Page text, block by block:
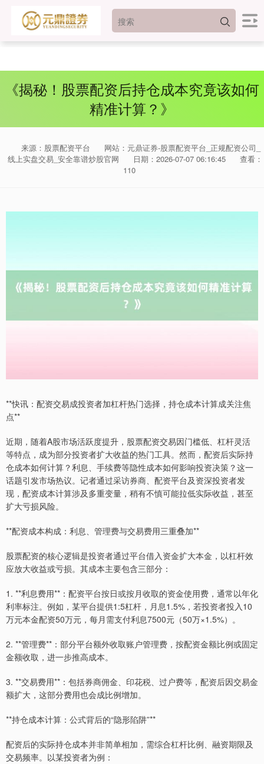
《揭秘！股票配资后持仓成本究竟该如何
精准计算？》
来源：股票配资平台
网站：元鼎证券-股票配资平台_正规配资公司_
线上实盘交易_安全靠谱炒股官网
日期：2026-07-07 06:16:45
查看：
110
**快讯：配资交易成投资者加杠杆热门选择，持仓成本计算成关注焦
点**
近期，随着A股市场活跃度提升，股票配资交易因门槛低、杠杆灵活
等特点，成为部分投资者扩大收益的热门工具。然而，配资后实际持
仓成本如何计算？利息、手续费等隐性成本如何影响投资决策？这一
话题引发市场热议。记者通过采访券商、配资平台及资深投资者发
现，配资成本计算涉及多重变量，稍有不慎可能拉低实际收益，甚至
扩大亏损风险。
**配资成本构成：利息、管理费与交易费用三重叠加**
股票配资的核心逻辑是投资者通过平台借入资金扩大本金，以杠杆效
应放大收益或亏损。其成本主要包含三部分：
1. **利息费用**：配资平台按日或按月收取的资金使用费，通常以年化
利率标注。例如，某平台提供1:5杠杆，月息1.5%，若投资者投入10
万元本金配资50万元，每月需支付利息7500元（50万×1.5%）。
2. **管理费**：部分平台额外收取账户管理费，按配资金额比例或固定
金额收取，进一步推高成本。
3. **交易费用**：包括券商佣金、印花税、过户费等，配资后因交易金
额扩大，这部分费用也会成比例增加。
**持仓成本计算：公式背后的“隐形陷阱”**
配资后的实际持仓成本并非简单相加，需综合杠杆比例、融资期限及
交易频率。以某投资者为例：